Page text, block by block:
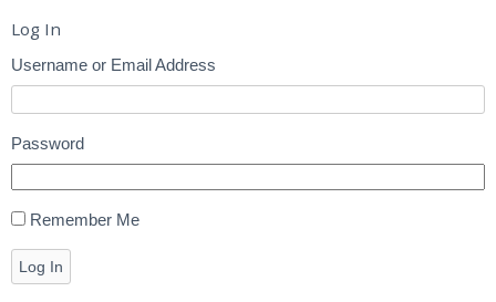
Log In
Username or Email Address
Password
Remember Me
Log In